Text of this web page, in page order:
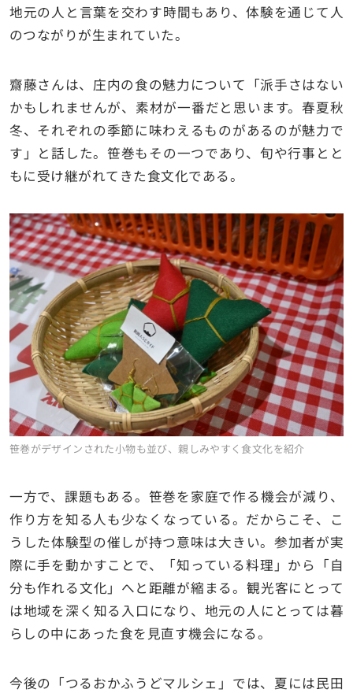
地元の人と言葉を交わす時間もあり、体験を通じて人
のつながりが生まれていた。
齋藤さんは、庄内の食の魅力について「派手さはない
かもしれませんが、素材が一番だと思います。春夏秋
冬、それぞれの季節に味わえるものがあるのが魅力で
す」と話した。笹巻もその一つであり、旬や行事とと
もに受け継がれてきた食文化である。
笹巻がデザインされた小物も並び、親しみやすく食文化を紹介
一方で、課題もある。笹巻を家庭で作る機会が減り、
作り方を知る人も少なくなっている。だからこそ、こ
うした体験型の催しが持つ意味は大きい。参加者が実
際に手を動かすことで、「知っている料理」から「自
分も作れる文化」へと距離が縮まる。観光客にとって
は地域を深く知る入口になり、地元の人にとっては暮
らしの中にあった食を見直す機会になる。
今後の「つるおかふうどマルシェ」では、夏には民田